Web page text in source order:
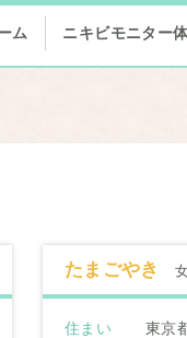
ム ニキビモニター
たまごやき
住まい 東京